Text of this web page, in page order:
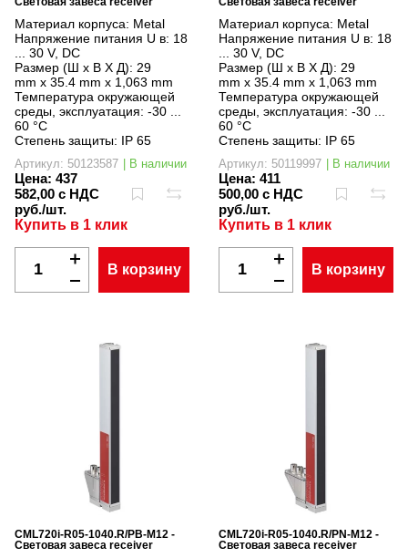
Материал корпуса: Metal
Напряжение питания U в: 18
... 30 V, DC
Размер (Ш x В X Д): 29
mm x 35.4 mm x 1,063 mm
Температура окружающей
среды, эксплуатация: -30 ...
60 °C
Степень защиты: IP 65
Артикул: 50123587 | В наличии
Цена: 437
582,00 с НДС
руб./шт.
Купить в 1 клик
В корзину
Материал корпуса: Metal
Напряжение питания U в: 18
... 30 V, DC
Размер (Ш x В X Д): 29
mm x 35.4 mm x 1,063 mm
Температура окружающей
среды, эксплуатация: -30 ...
60 °C
Степень защиты: IP 65
Артикул: 50119997 | В наличии
Цена: 411
500,00 с НДС
руб./шт.
Купить в 1 клик
В корзину
CML720i-R05-1040.R/PB-M12 -
Световая завеса receiver
CML720i-R05-1040.R/PN-M12 -
Световая завеса receiver